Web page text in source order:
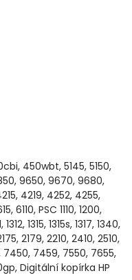
450wbt, 5145, 5150,
9650, 9670, 9680,
4219, 4252, 4255,
6110, PSC 1110, 1200,
1312, 1315, 1315s, 1317, 1340,
2179, 2210, 2410, 2510,
7459, 7550, 7655,
Digitální kopírka HP